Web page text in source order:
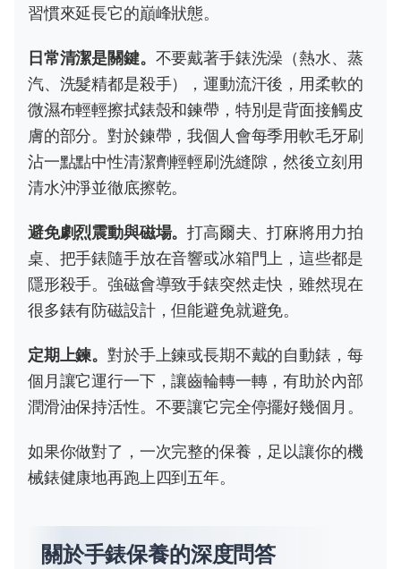
習慣來延長它的巔峰狀態。
日常清潔是關鍵。 不要戴著手錶洗澡（熱水、蒸
汽、洗髮精都是殺手），運動流汗後，用柔軟的
微濕布輕輕擦拭錶殼和鍊帶，特別是背面接觸皮
膚的部分。對於鍊帶，我個人會每季用軟毛牙刷
沾一點點中性清潔劑輕輕刷洗縫隙，然後立刻用
清水沖淨並徹底擦乾。
避免劇烈震動與磁場。打高爾夫、打麻將用力拍
桌、把手錶隨手放在音響或冰箱門上，這些都是
隱形殺手。強磁會導致手錶突然走快，雖然現在
很多錶有防磁設計，但能避免就避免。
定期上鍊。對於手上鍊或長期不戴的自動錶，每
個月讓它運行一下，讓齒輪轉一轉，有助於內部
潤滑油保持活性。不要讓它完全停擺好幾個月。
如果你做對了，一次完整的保養，足以讓你的機
械錶健康地再跑上四到五年。
關於手錶保養的深度問答